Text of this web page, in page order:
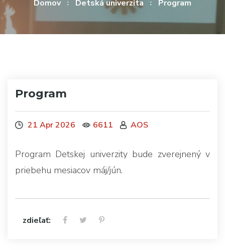
Domov Detská univerzita Program
Program
21 Apr 2026 6611 AOS
Program Detskej univerzity bude zverejnený v
priebehu mesiacov máj/jún.
zdieľať: